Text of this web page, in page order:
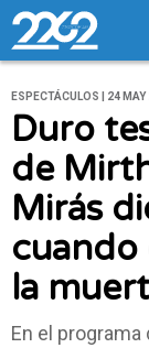
ESPECTÁCULOS | 24
Duro
de
Mirás
cuando
la
En el programa